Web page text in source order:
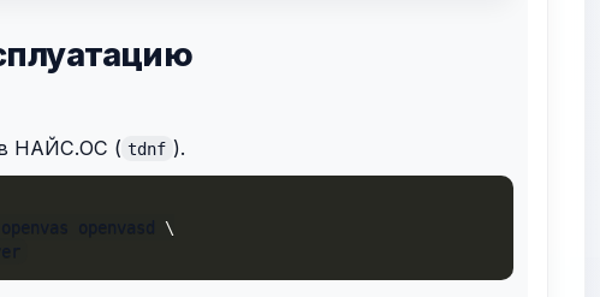
НАЙС.ОС ( tdnf ).
\